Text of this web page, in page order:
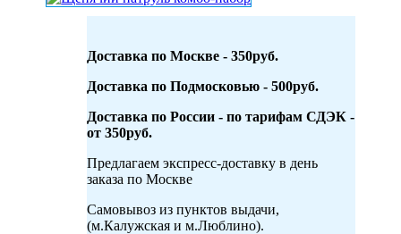
Доставка по Москве - 350руб.
Доставка по Подмосковью - 500руб.
Доставка по России - по тарифам СДЭК -
от 350руб.
Предлагаем экспресс-доставку в день
заказа по Москве
Самовывоз из пунктов выдачи,
(м.Калужская и м.Люблино).